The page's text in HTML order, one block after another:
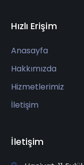
Hızlı Erişim
Anasayfa
Hakkımızda
Hizmetlerimiz
İletişim
İletişim